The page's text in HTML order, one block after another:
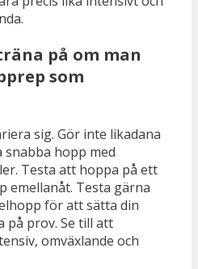
på om man
som
sig. Gör inte likadana
snabba hopp med
Testa att hoppa på ett
emellanåt. Testa gärna
för att sätta din
prov. Se till att
omväxlande och